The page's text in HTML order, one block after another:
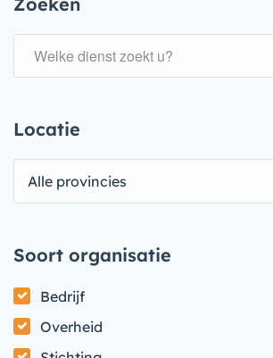
Locatie
Alle provincies
Soort organisatie
Bedrijf
Overheid